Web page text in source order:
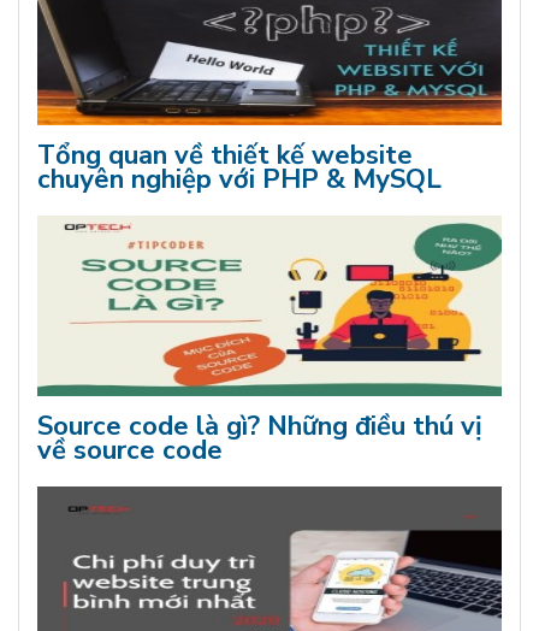
Tổng quan về thiết kế website
chuyên nghiệp với PHP & MySQL
Source code là gì? Những điều thú vị
về source code